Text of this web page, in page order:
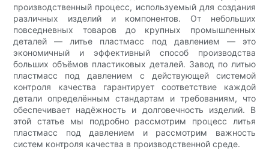
производственный процесс, используемый для создания
различных изделий и компонентов. От небольших
повседневных товаров до крупных промышленных
деталей — литье пластмасс под давлением — это
экономичный и эффективный способ производства
больших объёмов пластиковых деталей. Завод по литью
пластмасс под давлением с действующей системой
контроля качества гарантирует соответствие каждой
детали определённым стандартам и требованиям, что
обеспечивает надёжность и долговечность изделий. В
этой статье мы подробно рассмотрим процесс литья
пластмасс под давлением и рассмотрим важность
систем контроля качества в производственной среде.